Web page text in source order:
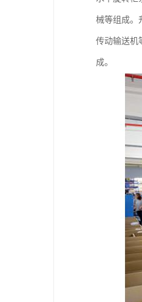
械等组成。
传动输送机
成。